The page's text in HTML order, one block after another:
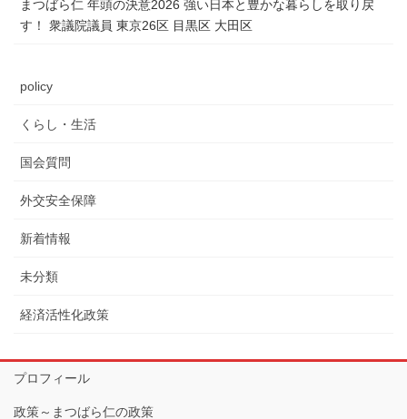
まつばら仁 年頭の決意2026 強い日本と豊かな暮らしを取り戻
す！ 衆議院議員 東京26区 目黒区 大田区
policy
くらし・生活
国会質問
外交安全保障
新着情報
未分類
経済活性化政策
プロフィール
政策～まつばら仁の政策